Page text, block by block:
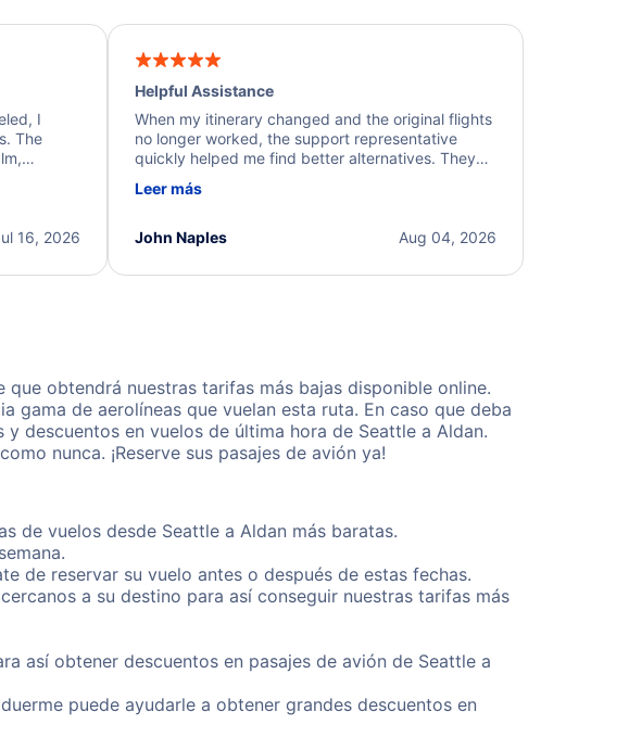
I
The
16, 2026
Helpful Assistance
When my itinerary changed and the original flights
no longer worked, the support representative
quickly helped me find better alternatives. They
beyond to resolve the issue. I'm grateful for the
Leer más
Aug 04, 2026
John Naples
que obtendrá nuestras tarifas más bajas disponible online.
gama de aerolíneas que vuelan esta ruta. En caso que deba
descuentos en vuelos de última hora de Seattle a Aldan.
nunca. ¡Reserve sus pasajes de avión ya!
de vuelos desde Seattle a Aldan más baratas.
de reservar su vuelo antes o después de estas fechas.
a su destino para así conseguir nuestras tarifas más
así obtener descuentos en pasajes de avión de Seattle a
puede ayudarle a obtener grandes descuentos en